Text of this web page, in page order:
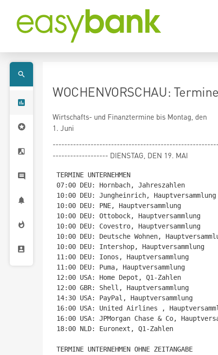
WOCHENVORSCHAU:
Wirtschafts- und Finanztermine bis Montag, den
1. Juni
------------------- DIENSTAG, DEN 19. MAI
TERMINE UNTERNEHMEN
07:00 DEU: Hornbach, Jahreszahlen
10:00 DEU: Jungheinrich, Hauptversammlung
10:00 DEU: PNE, Hauptversammlung
10:00 DEU: Ottobock, Hauptversammlung
10:00 DEU: Covestro, Hauptversammlung
10:00 DEU: Deutsche Wohnen,
10:00 DEU: Intershop, Hauptversammlung
11:00 DEU: Ionos, Hauptversammlung
11:00 DEU: Puma, Hauptversammlung
12:00 USA: Home Depot, Q1-Zahlen
12:00 GBR: Shell, Hauptversammlung
14:30 USA: PayPal, Hauptversammlung
16:00 USA: United Airlines ,
16:00 USA: JPMorgan Chase & Co,
18:00 NLD: Euronext, Q1-Zahlen
TERMINE UNTERNEHMEN OHNE ZEITANGABE